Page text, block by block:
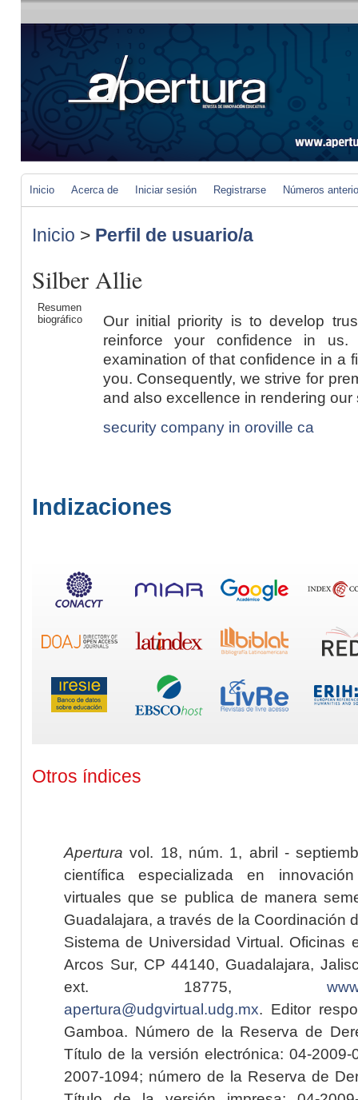
Inicio Acerca de Iniciar sesión Registrarse Números
Inicio > Perfil de usuario/a
Silber Allie
Resumen
biográfico
Our initial priority is to develop
reinforce your confidence in
examination of that confidence in a
you. Consequently, we strive for
and also excellence in rendering our
security company in oroville ca
Indizaciones
Otros índices
Apertura vol. 18, núm. 1, abril -
científica especializada en
virtuales que se publica de manera
Guadalajara, a través de la Coordinación
Sistema de Universidad Virtual. Oficinas
Arcos Sur, CP 44140, Guadalajara,
ext. 18775,
apertura@udgvirtual.udg.mx. Editor
Gamboa. Número de la Reserva de
Título de la versión electrónica: 04-2009-
2007-1094; número de la Reserva de